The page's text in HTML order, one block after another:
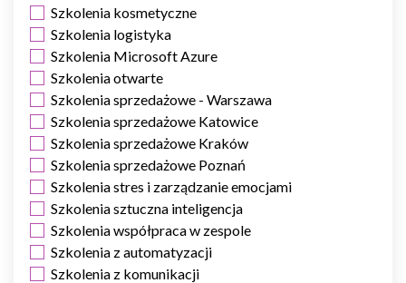
Szkolenia kosmetyczne
Szkolenia logistyka
Szkolenia Microsoft Azure
Szkolenia otwarte
Szkolenia sprzedażowe - Warszawa
Szkolenia sprzedażowe Katowice
Szkolenia sprzedażowe Kraków
Szkolenia sprzedażowe Poznań
Szkolenia stres i zarządzanie emocjami
Szkolenia sztuczna inteligencja
Szkolenia współpraca w zespole
Szkolenia z automatyzacji
Szkolenia z komunikacji